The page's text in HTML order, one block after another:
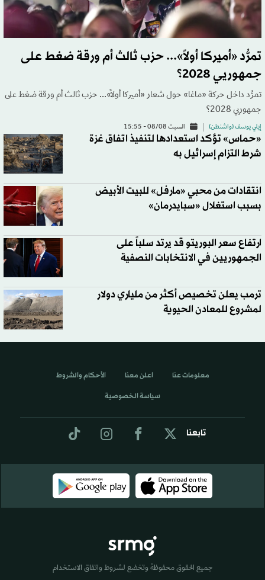
تمرُّد «أميركا أولاً»... حزب ثالث أم ورقة ضغط على
جمهوريي 2028؟
تمرُّد داخل حركة «ماغا» حول شعار «أميركا أولاً»... حزب ثالث أم ورقة ضغط على
جمهوريي 2028؟
إيلي يوسف (واشنطن) السبت 08/08 - 15:55
«حماس» تؤكد استعدادها لتنفيذ اتفاق غزة
شرط التزام إسرائيل به
انتقادات من محبي «مارفل» للبيت الأبيض
بسبب استغلال «سبايدرمان»
ارتفاع سعر البوريتو قد يرتد سلباً على
الجمهوريين في الانتخابات النصفية
ترمب يعلن تخصيص أكثر من ملياري دولار
لمشروع للمعادن الحيوية
تابعنا
معلومات عنا اعلن معنا الأحكام والشروط
سياسة الخصوصية
جميع الحقوق محفوظة وتخضع لشروط واتفاق الاستخدام